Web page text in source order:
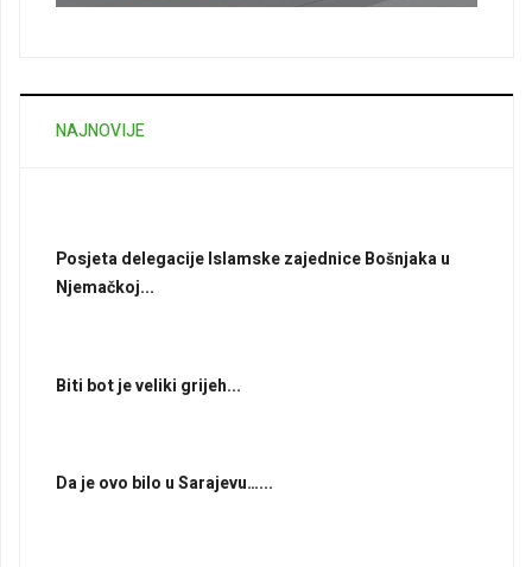
NAJNOVIJE
Posjeta delegacije Islamske zajednice Bošnjaka u
Njemačkoj...
Biti bot je veliki grijeh...
Da je ovo bilo u Sarajevu…...